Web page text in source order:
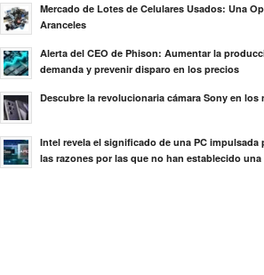
Mercado de Lotes de Celulares Usados: Una
Aranceles
Alerta del CEO de Phison: Aumentar la
demanda y prevenir disparo en los precios
Descubre la revolucionaria cámara Sony en los
Intel revela el significado de una PC
las razones por las que no han establecido